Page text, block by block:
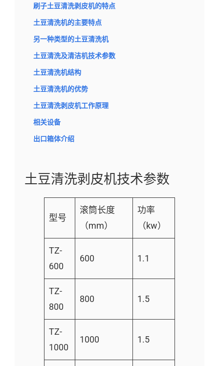
刷子土豆清洗剥皮机的特点
土豆清洗机的主要特点
另一种类型的土豆清洗机
土豆清洗及清洁机技术参数
土豆清洗机结构
土豆清洗机的优势
土豆清洗剥皮机工作原理
相关设备
出口箱体介绍
土豆清洗剥皮机技术参数
型号
滚筒长度
（mm）
功率
（kw）
TZ-
600
600 1.1
TZ-
800
800 1.5
TZ-
1000
1000 1.5